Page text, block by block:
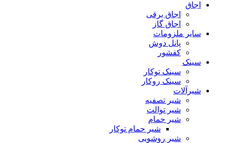
اجاق
اجاق برقى
اجاق گاز
سایر ملزومات
پانل دوش
کفشور
سینک
سینک توکار
سینک روکار
شیرآلات
شیر تصفیه
شیر توالت
شیر حمام
شیر حمام توکار
شیر روشویی